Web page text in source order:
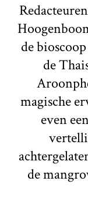
de
de
magische
even
de